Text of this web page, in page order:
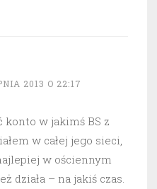
2013 O 22:17
konto w jakimś BS z
w całej jego sieci,
w ościennym
działa – na jakiś czas.